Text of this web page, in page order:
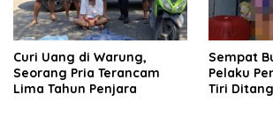
Curi Uang di Warung,
Seorang Pria Terancam
Lima Tahun Penjara
Sempat
Pelaku
Tiri